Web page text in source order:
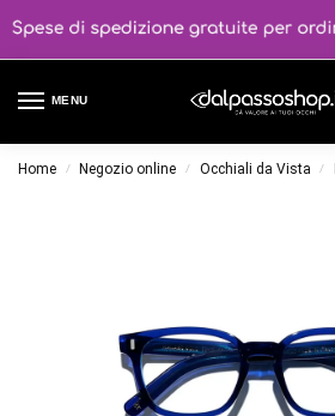
MENU
Home / Negozio online / Occhiali da Vista /